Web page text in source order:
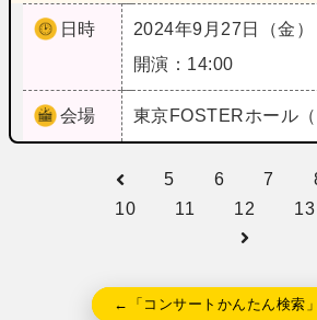
日時
2024年9月27日（金）
開演：14:00
会場 東京FOSTERホール
5 6 7
10
11 12 13
←「コンサートかんたん検索